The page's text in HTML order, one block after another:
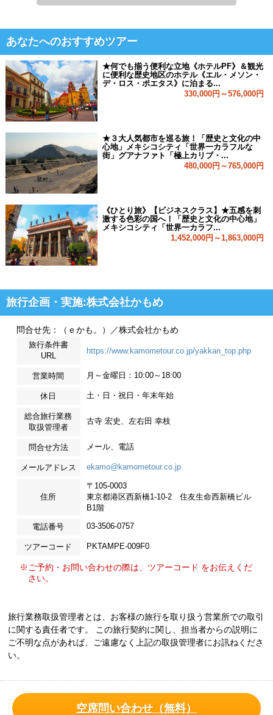
あなたへのおすすめツアー
★何でも揃う便利な立地《ホテルPF》＆観光
に便利な歴史地区のホテル《エル・メソン・
デ・ロス・ポエタス》に泊まる...
330,000円～576,000円
★３大人気都市を巡る旅！「歴史と文化の中
心地」メキシコシティ「世界一カラフルな
街」グアナファト「極上カリブ・...
480,000円～765,000円
《ひとり旅》【ビジネスクラス】★五感を刺
激する色彩の国へ！「歴史と文化の中心地」
メキシコシティ「世界一カラフ...
1,452,000円～1,863,000円
旅行企画・実施:株式会社かもめ
問合せ先：（ｅかも。）／株式会社かもめ
旅行条件書
URL
https://www.kamometour.co.jp/yakkan_top.php
営業時間 月～金曜日：10:00～18:00
休日 土・日・祝日・年末年始
総合旅行業務
取扱管理者
古寺 宏史、左右田 幸枝
問合せ方法 メール、電話
メールアドレス ekamo@kamometour.co.jp
住所
〒105-0003
東京都港区西新橋1-10-2 住友生命西新橋ビル
B1階
電話番号 03-3506-0757
ツアーコード PKTAMPE-009F0
※ご予約・お問い合わせの際は、ツアーコード をお伝えくだ
さい。
旅行業務取扱管理者とは、お客様の旅行を取り扱う営業所での取引
に関する責任者です。 この旅行契約に関し、担当者からの説明に
ご不明な点があれば、ご遠慮なく上記の取扱管理者にお訊ねくださ
い。
空席問い合わせ（無料）